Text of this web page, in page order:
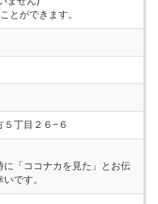
とができます。
丁目２６−６
「ココナカを見た」とお伝
です。